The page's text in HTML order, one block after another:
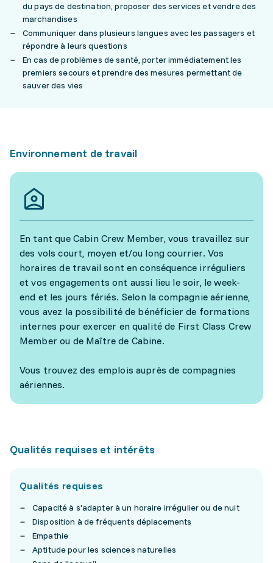
du pays de destination, proposer des services et vendre des
marchandises
Communiquer dans plusieurs langues avec les passagers et
répondre à leurs questions
En cas de problèmes de santé, porter immédiatement les
premiers secours et prendre des mesures permettant de
sauver des vies
Environnement de travail
En tant que Cabin Crew Member, vous travaillez sur
des vols court, moyen et/ou long courrier. Vos
horaires de travail sont en conséquence irréguliers
et vos engagements ont aussi lieu le soir, le week-
end et les jours fériés. Selon la compagnie aérienne,
vous avez la possibilité de bénéficier de formations
internes pour exercer en qualité de First Class Crew
Member ou de Maître de Cabine.
Vous trouvez des emplois auprès de compagnies
aériennes.
Qualités requises et intérêts
Qualités requises
Capacité à s'adapter à un horaire irrégulier ou de nuit
Disposition à de fréquents déplacements
Empathie
Aptitude pour les sciences naturelles